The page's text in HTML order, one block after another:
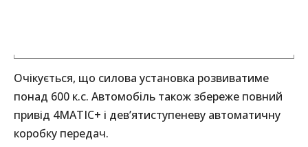
Очікується, що силова установка розвиватиме
понад 600 к.с. Автомобіль також збереже повний
привід 4MATIC+ і дев’ятиступеневу автоматичну
коробку передач.